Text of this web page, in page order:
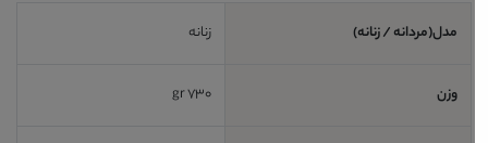
مدل(مردانه / زنانه) زنانه
وزن 730 gr